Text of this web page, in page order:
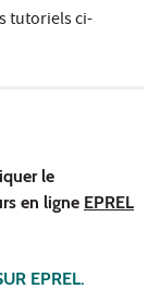
tutoriels ci-
le
en ligne EPREL
EPREL.